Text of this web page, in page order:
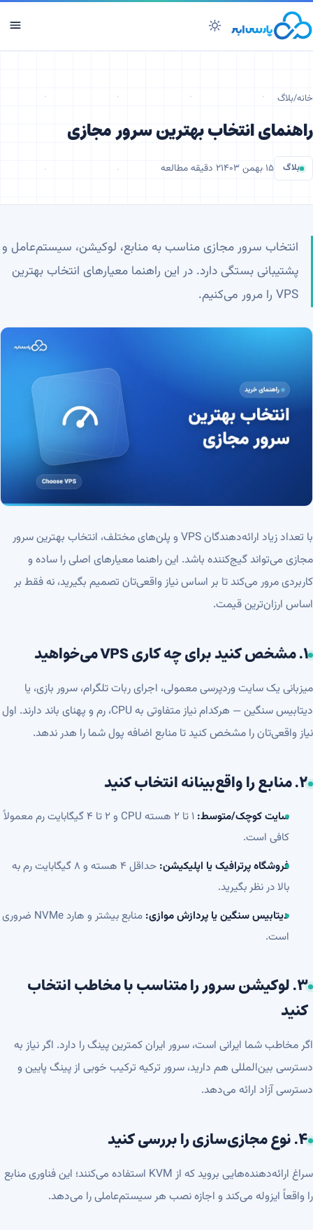
خانه/بلاگ
راهنمای انتخاب بهترین سرور مجازی
بلاگ ۱۵ بهمن ۱۴۰۳ ۲دقیقه مطالعه
انتخاب سرور مجازی مناسب به منابع، لوکیشن، سیستم‌عامل و
پشتیبانی بستگی دارد. در این راهنما معیارهای انتخاب بهترین
VPS را مرور می‌کنیم.
با تعداد زیاد ارائه‌دهندگان VPS و پلن‌های مختلف، انتخاب بهترین سرور
مجازی می‌تواند گیج‌کننده باشد. این راهنما معیارهای اصلی را ساده و
کاربردی مرور می‌کند تا بر اساس نیاز واقعی‌تان تصمیم بگیرید، نه فقط بر
اساس ارزان‌ترین قیمت.
۱. مشخص کنید برای چه کاری VPS می‌خواهید
میزبانی یک سایت وردپرسی معمولی، اجرای ربات تلگرام، سرور بازی، یا
دیتابیس سنگین — هرکدام نیاز متفاوتی به CPU، رم و پهنای باند دارند. اول
نیاز واقعی‌تان را مشخص کنید تا منابع اضافه پول شما را هدر ندهد.
۲. منابع را واقع‌بینانه انتخاب کنید
سایت کوچک/متوسط:
۱ تا ۲ هسته CPU و ۲ تا ۴ گیگابایت رم معمولاً
کافی است.
فروشگاه پرترافیک یا اپلیکیشن:
حداقل ۴ هسته و ۸ گیگابایت رم به
بالا در نظر بگیرید.
دیتابیس سنگین یا پردازش موازی:
منابع بیشتر و هارد NVMe ضروری
است.
۳. لوکیشن سرور را متناسب با مخاطب انتخاب
کنید
اگر مخاطب شما ایرانی است، سرور ایران کمترین پینگ را دارد. اگر نیاز به
دسترسی بین‌المللی هم دارید، سرور ترکیه ترکیب خوبی از پینگ پایین و
دسترسی آزاد ارائه می‌دهد.
۴. نوع مجازی‌سازی را بررسی کنید
سراغ ارائه‌دهنده‌هایی بروید که از KVM استفاده می‌کنند؛ این فناوری منابع
را واقعاً ایزوله می‌کند و اجازه نصب هر سیستم‌عاملی را می‌دهد.